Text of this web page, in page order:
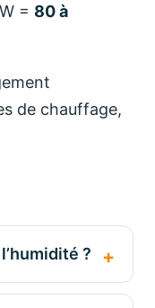
= 80 à
de chauffage,
?